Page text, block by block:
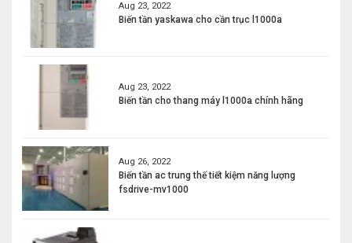
Aug 23, 2022
Biến tần yaskawa cho cần trục l1000a
Aug 23, 2022
Biến tần cho thang máy l1000a chính hãng
Aug 26, 2022
Biến tần ac trung thế tiết kiệm năng lượng
fsdrive-mv1000